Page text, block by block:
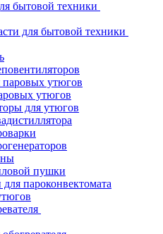
бытовой техники
для бытовой техники
утюгов
утюгов
для утюгов
пушки
пароконвектомата